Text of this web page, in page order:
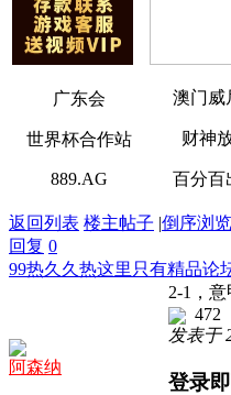
广东会
世界杯合作站
889.AG
澳门威
财神
百分百
返回列表 楼主帖子 |倒序浏览
回复 0
99热久久热这里只有精品论
阿森纳
2-1，
472
发表于
登录